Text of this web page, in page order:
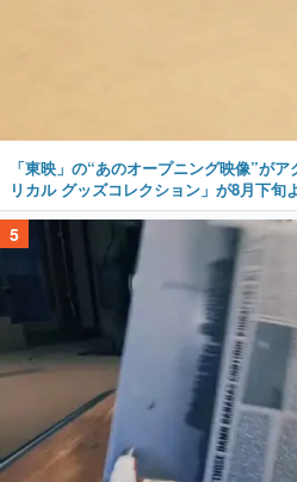
「東映」の“あのオープニング映像”が
リカル グッズコレクション」が8月下旬
5